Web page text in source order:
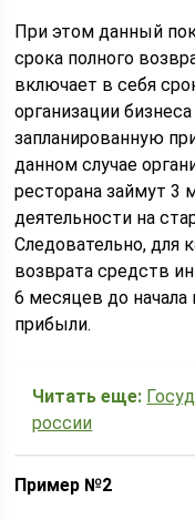
При этом данный
срока полного
включает в себя
организации
запланированную
данном случае
ресторана займут 3
деятельности на
Следовательно, для
возврата средств
6 месяцев до начала
прибыли.
Читать еще:
россии
Пример №2